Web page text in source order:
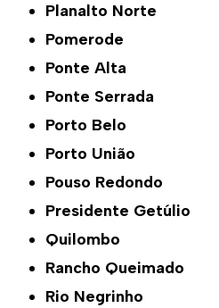
Planalto Norte
Pomerode
Ponte Alta
Ponte Serrada
Porto Belo
Porto União
Pouso Redondo
Presidente Getúlio
Quilombo
Rancho Queimado
Rio Negrinho